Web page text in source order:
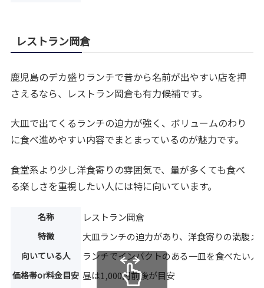
レストラン岡倉
鹿児島のデカ盛りランチで昔から名前が出やすい店を押
さえるなら、レストラン岡倉も有力候補です。
大皿で出てくるランチの迫力が強く、ボリュームのわり
に食べ進めやすい内容でまとまっているのが魅力です。
食堂系より少し洋食寄りの雰囲気で、量が多くても食べ
る楽しさを重視したい人には特に向いています。
名称 レストラン岡倉
特徴 大皿ランチの迫力があり、洋食寄りの満腹メ
向いている人 ランチでインパクトのある一皿を食べたい人
価格帯or料金目安 昼は1,000円前後が目安